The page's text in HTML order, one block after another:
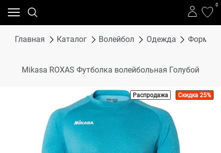
0
Главная Каталог Волейбол Одежда Форма
Mikasa ROXAS Футболка волейбольная Голубой
Распродажа Скидка 25%